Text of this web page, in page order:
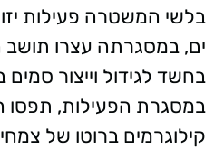
בלשי המשטרה פעילות
בחשד לגידול וייצור
קילוגרמים ברוטו של